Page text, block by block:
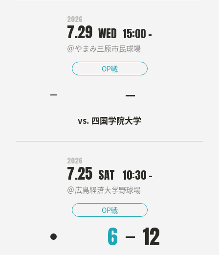
2026
7.29 WED 15:00 -
やまみ三原市民球場
OP戦
四国学院大学
2026
7.25 SAT 10:30 -
広島経済大学野球場
OP戦
6 12